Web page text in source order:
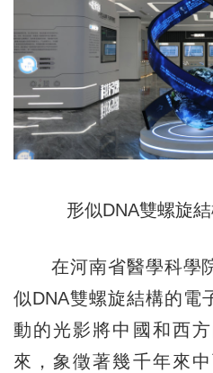
形似DNA雙螺旋
在河南省醫學科學
似DNA雙螺旋結構的電
動的光影將中國和西
來，象徵著幾千年來